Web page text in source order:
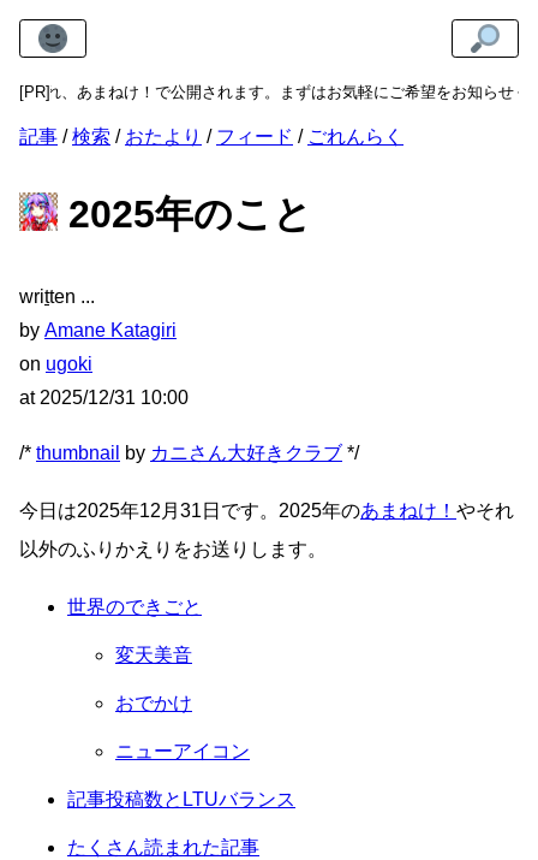
[PR]
け！で公開されます。まずはお気軽にご希望をお知らせください。
記事 検索 おたより フィード ごれんらく
2025年のこと
written
by Amane Katagiri
on ugoki
at 2025/12/31 10:00
/* thumbnail by カニさん大好きクラブ */
今日は2025年12月31日です。2025年のあまねけ！ やそれ
以外のふりかえりをお送りします。
世界のできごと
変天美音
おでかけ
ニューアイコン
記事投稿数とLTUバランス
たくさん読まれた記事